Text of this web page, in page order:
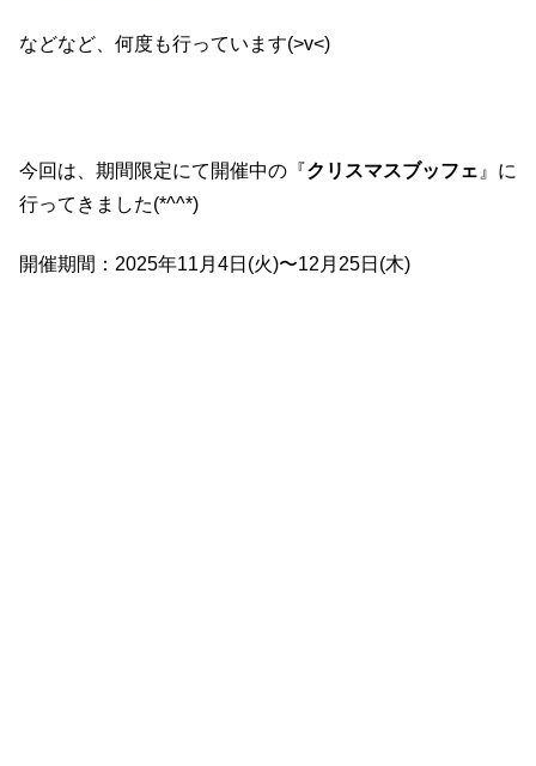
などなど、何度も行っています(>v<)
今回は、期間限定にて開催中の『クリスマスブッフェ 』に
行ってきました(*^^*)
開催期間：2025年11月4日(火)〜12月25日(木)